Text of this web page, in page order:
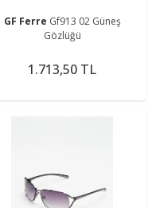
GF Ferre Gf913 02 Güneş
Gözlüğü
1.713,50 TL